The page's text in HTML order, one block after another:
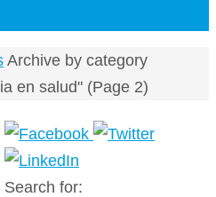
Archive by category
en salud" (Page 2)
Search for: